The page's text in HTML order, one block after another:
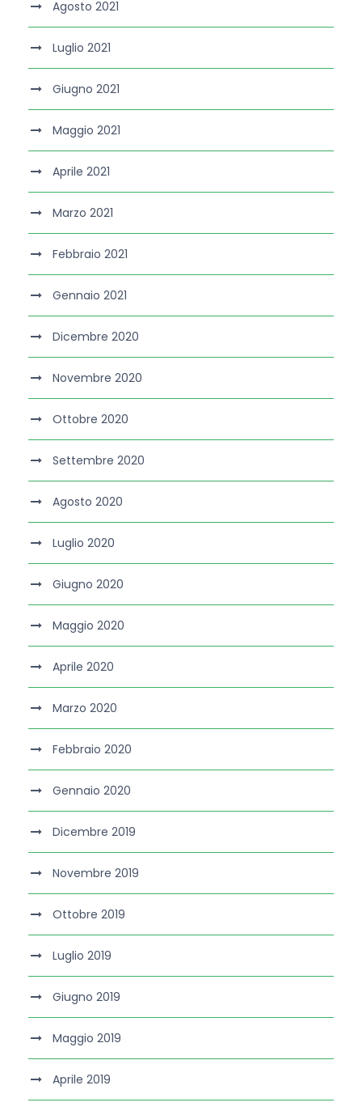
Agosto 2021
Luglio 2021
Giugno 2021
Maggio 2021
Aprile 2021
Marzo 2021
Febbraio 2021
Gennaio 2021
Dicembre 2020
Novembre 2020
Ottobre 2020
Settembre 2020
Agosto 2020
Luglio 2020
Giugno 2020
Maggio 2020
Aprile 2020
Marzo 2020
Febbraio 2020
Gennaio 2020
Dicembre 2019
Novembre 2019
Ottobre 2019
Luglio 2019
Giugno 2019
Maggio 2019
Aprile 2019